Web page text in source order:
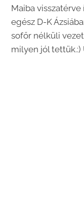
Maiba
egész D-K
sofőr nélküli
milyen jól tettük.:)